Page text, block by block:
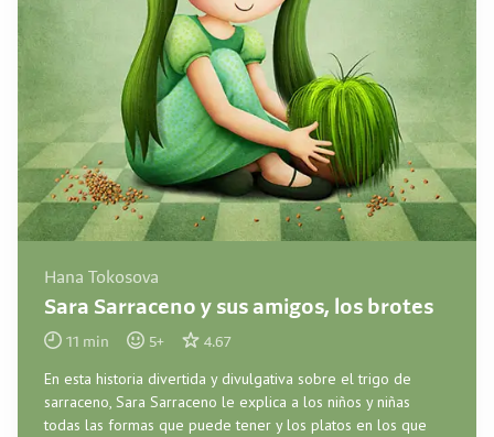
Hana Tokosova
Sara Sarraceno y sus amigos, los brotes
11 min 5+ 4.67
En esta historia divertida y divulgativa sobre el trigo de
sarraceno, Sara Sarraceno le explica a los niños y niñas
todas las formas que puede tener y los platos en los que